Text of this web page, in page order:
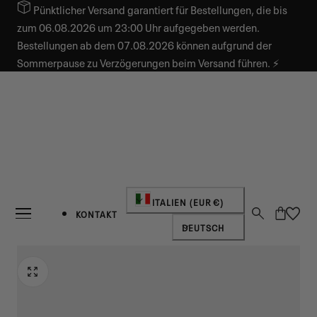
SPRINGEN
Pünktlicher Versand garantiert für Bestellungen, die bis
zum 06.08.2026 um 23:00 Uhr aufgegeben werden.
Bestellungen ab dem 07.08.2026 können aufgrund der
Sommerpause zu Verzögerungen beim Versand führen. ⚡
KONTAKT
Land/Region
ITALIEN (EUR €)
Sprache
DEUTSCH
Warenkorb